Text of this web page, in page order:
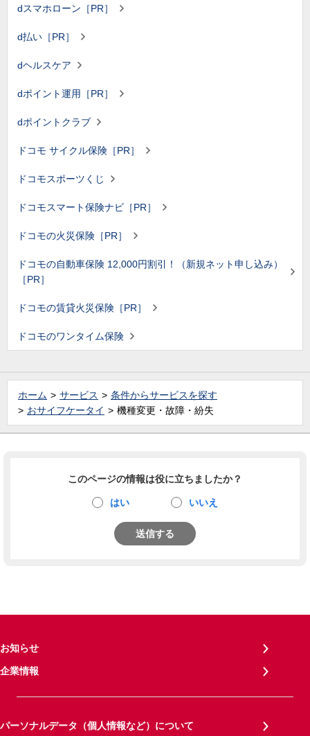
dスマホローン［PR］
d払い［PR］
dヘルスケア
dポイント運用［PR］
dポイントクラブ
ドコモ サイクル保険［PR］
ドコモスポーツくじ
ドコモスマート保険ナビ［PR］
ドコモの火災保険［PR］
ドコモの自動車保険 12,000円割引！（新規ネット申し込み）
［PR］
ドコモの賃貸火災保険［PR］
ドコモのワンタイム保険
ホーム サービス
条件からサービスを探す
おサイフケータイ
機種変更・故障・紛失
このページの情報は役に立ちましたか？
はい いいえ
送信する
お知らせ
企業情報
パーソナルデータ（個人情報など）について